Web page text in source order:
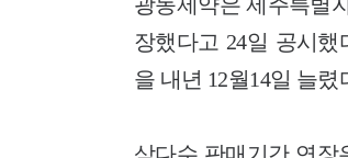
장했다고 24일 공시
을 내년 12월14일 늘렸